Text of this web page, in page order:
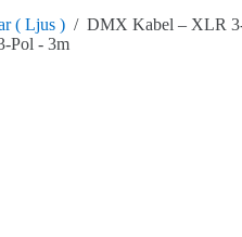
( Ljus ) / DMX Kabel – XLR